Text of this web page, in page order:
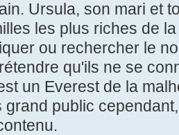
Ursula, son mari et
les plus riches de
ou rechercher le
qu'ils ne se
un Everest de la
grand public